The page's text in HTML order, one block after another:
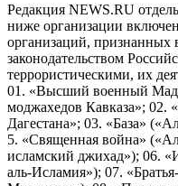
Редакция NEWS.RU
ниже организации
организаций, признанных
законодательством
террористическими, их
01. «Высший военный
моджахедов Кавказа»; 02.
Дагестана»; 03. «База»
5. «Священная война»
исламский джихад»); 06.
аль-Исламия»); 07.